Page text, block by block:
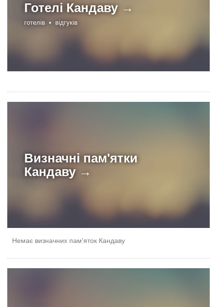
Готелі Кандаву →
готелів • відгуків
Визначні пам'ятки
Кандаву →
Немає визначних пам'яток Кандаву